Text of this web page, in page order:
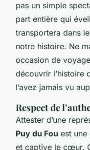
pas un simple
part entière qui
transportera dans
notre histoire. Ne
occasion de
découvrir l’histoire
l’avez jamais vu
Respect de
Attester d’une
Puy du Fou est une
et captive le cœur.